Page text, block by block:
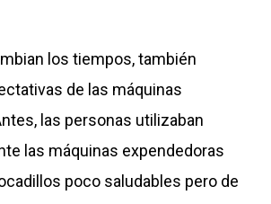
los tiempos, también
de las máquinas
las personas utilizaban
las máquinas expendedoras
poco saludables pero de